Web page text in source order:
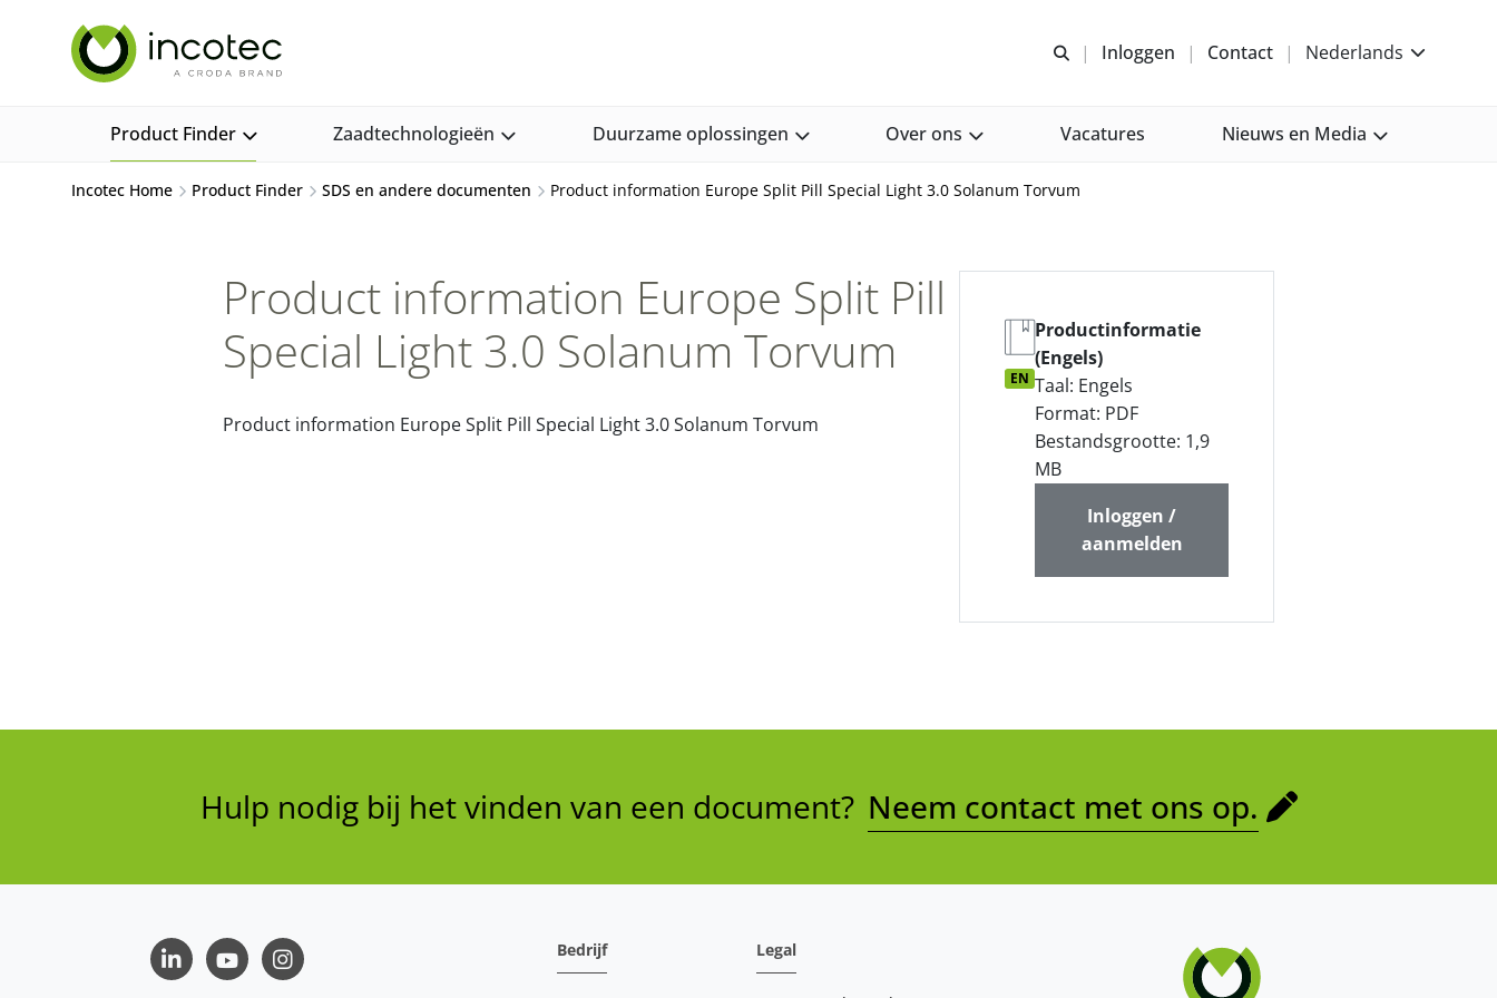
Open zoeken
Inloggen Contact Nederlands
Product Finder Zaadtechnologieën Duurzame oplossingen Over ons Vacatures Nieuws en Media
Incotec Home Product Finder SDS en andere documenten Product information Europe Split Pill Special Light 3.0 Solanum Torvum
Product information Europe Split Pill
Special Light 3.0 Solanum Torvum
Product information Europe Split Pill Special Light 3.0 Solanum Torvum
EN
Productinformatie
(Engels)
Taal: Engels
Format: PDF
Bestandsgrootte: 1,9
MB
Inloggen /
aanmelden
Hulp nodig bij het vinden van een document? Neem contact met ons op.
LinkedInYoutubeInstagram
Bedrijf Legal